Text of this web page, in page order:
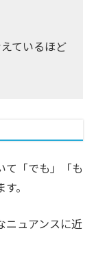
ているほど
て「でも」「も
。
ニュアンスに近